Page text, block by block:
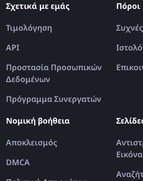
Σχετικά με εμάς
Τιμολόγηση
API
Προστασία Προσωπικών
Δεδομένων
Πρόγραμμα Συνεργατών
Πόροι
Νομική βοήθεια
Αποκλεισμός
DMCA